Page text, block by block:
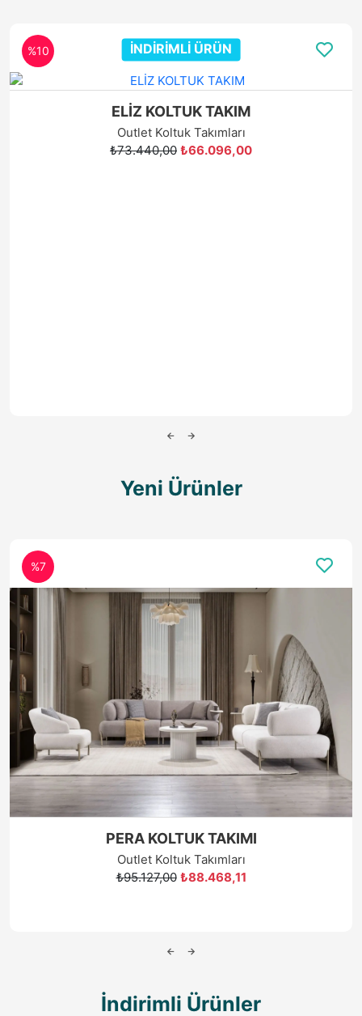
%40 **TEŞHİRDEN SON ÜRÜN
Yeni Ürünler
%35
BOSS KÖŞE KOLTUK **TEŞHİRDEN SON
ÜRÜN
Outlet Koltuk Takımları
İndirimli Ürünler